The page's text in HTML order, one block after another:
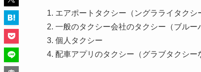
エアポートタクシー（ングラライタクシ
一般のタクシー会社のタクシー（ブルー
個人タクシー
配車アプリのタクシー（グラブタクシー